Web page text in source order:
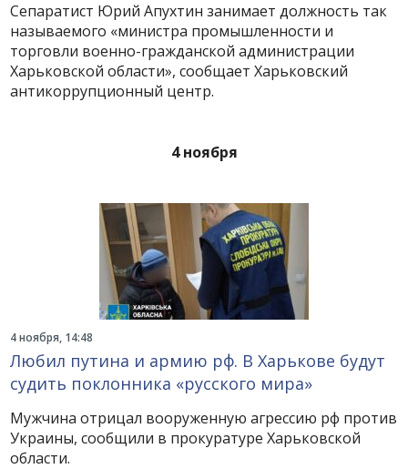
Сепаратист Юрий Апухтин занимает должность так
называемого «министра промышленности и
торговли военно-гражданской администрации
Харьковской области», сообщает Харьковский
антикоррупционный центр.
4 ноября
4 ноября, 14:48
Любил путина и армию рф. В Харькове будут
судить поклонника «русского мира»
Мужчина отрицал вооруженную агрессию рф против
Украины, сообщили в прокуратуре Харьковской
области.